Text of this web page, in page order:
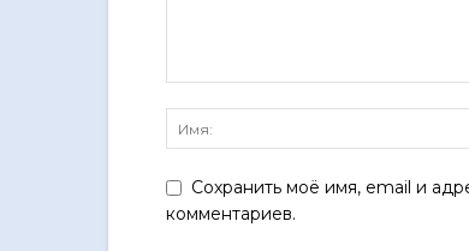
Сохранить моё имя, email и
комментариев.